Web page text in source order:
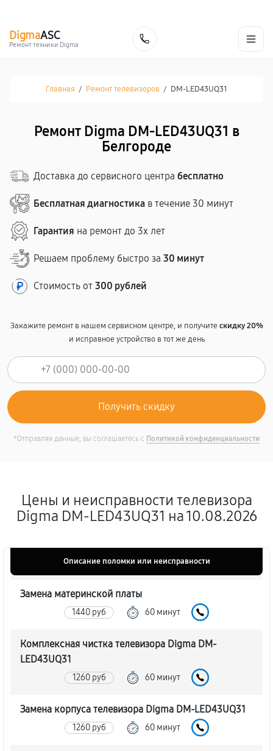
DigmaASC
Ремонт техники Digma
Главная / Ремонт телевизоров / DM-LED43UQ31
Ремонт Digma DM-LED43UQ31 в
Белгороде
Доставка до сервисного центра бесплатно
Бесплатная диагностика в течение 30 минут
Гарантия на ремонт до 3х лет
Решаем проблему быстро за 30 минут
Стоимость от 300 рублей
Закажите ремонт в нашем сервисном центре, и получитескидку 20%
и исправное устройство в тот же день
*Отправляя данные, вы соглашаетесь с Политикой конфиденциальности
Цены и неисправности телевизора
Digma DM-LED43UQ31 на 10.08.2026
Описание поломки или неисправности
Замена материнской платы
1440 руб 60 минут
Комплексная чистка телевизора Digma DM-
LED43UQ31
1260 руб 60 минут
Замена корпуса телевизора Digma DM-LED43UQ31
1260 руб 60 минут